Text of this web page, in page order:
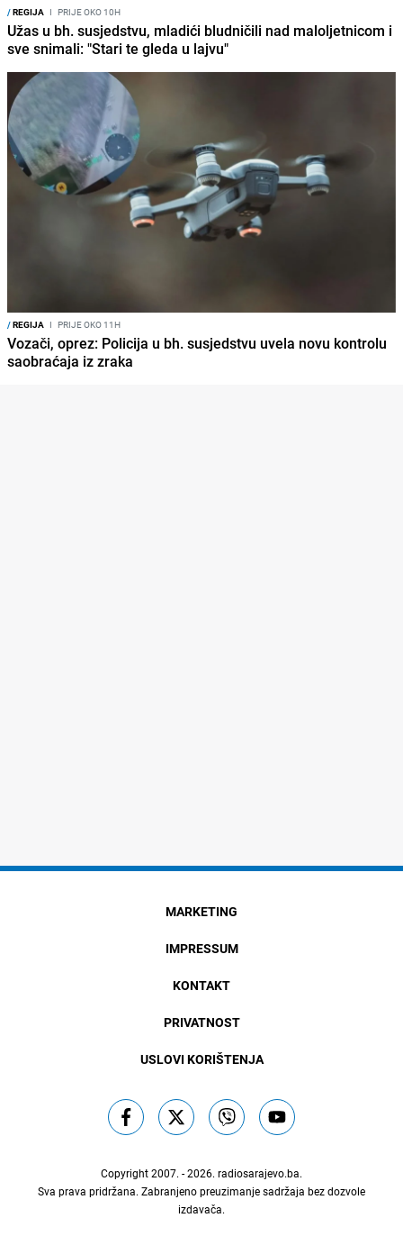
/REGIJA I PRIJE OKO 10H
Užas u bh. susjedstvu, mladići bludničili nad maloljetnicom i
sve snimali: "Stari te gleda u lajvu"
/REGIJA I PRIJE OKO 11H
Vozači, oprez: Policija u bh. susjedstvu uvela novu kontrolu
saobraćaja iz zraka
MARKETING
IMPRESSUM
KONTAKT
PRIVATNOST
USLOVI KORIŠTENJA
Copyright 2007. - 2026. radiosarajevo.ba.
Sva prava pridržana. Zabranjeno preuzimanje sadržaja bez dozvole
izdavača.